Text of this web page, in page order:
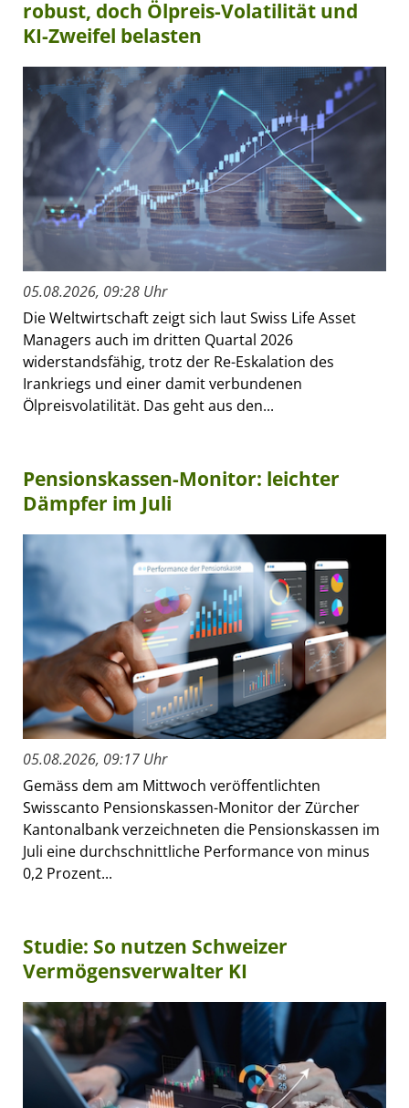
robust, doch Ölpreis-Volatilität und
KI-Zweifel belasten
05.08.2026, 09:28 Uhr
Die Weltwirtschaft zeigt sich laut Swiss Life Asset
Managers auch im dritten Quartal 2026
widerstandsfähig, trotz der Re-Eskalation des
Irankriegs und einer damit verbundenen
Ölpreisvolatilität. Das geht aus den...
Pensionskassen-Monitor: leichter
Dämpfer im Juli
05.08.2026, 09:17 Uhr
Gemäss dem am Mittwoch veröffentlichten
Swisscanto Pensionskassen-Monitor der Zürcher
Kantonalbank verzeichneten die Pensionskassen im
Juli eine durchschnittliche Performance von minus
0,2 Prozent...
Studie: So nutzen Schweizer
Vermögensverwalter KI